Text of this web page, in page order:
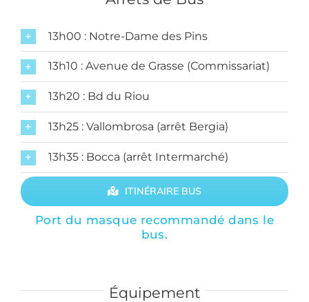
13h00 : Notre-Dame des Pins
13h10 : Avenue de Grasse (Commissariat)
13h20 : Bd du Riou
13h25 : Vallombrosa (arrêt Bergia)
13h35 : Bocca (arrêt Intermarché)
ITINÉRAIRE BUS
Port du masque recommandé dans le
bus.
Équipement